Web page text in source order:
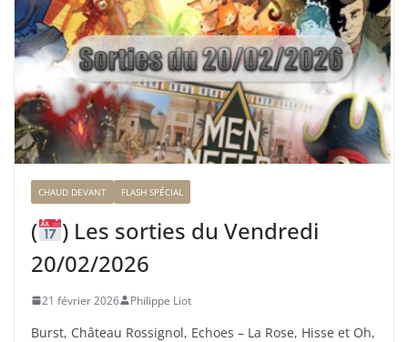
CHAUD DEVANT FLASH SPÉCIAL
(
) Les sorties du Vendredi
20/02/2026
21 février 2026 Philippe Liot
Burst, Château Rossignol, Echoes – La Rose, Hisse et Oh,